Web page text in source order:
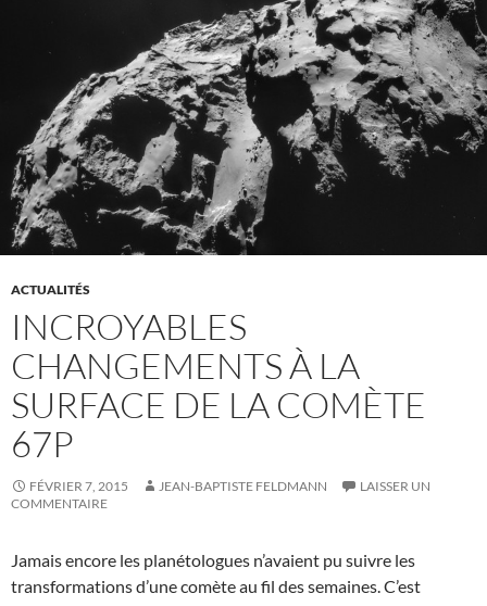
ACTUALITÉS
INCROYABLES
CHANGEMENTS À LA
SURFACE DE LA COMÈTE
67P
FÉVRIER 7, 2015 JEAN-BAPTISTE FELDMANN
LAISSER UN
COMMENTAIRE
Jamais encore les planétologues n’avaient pu suivre les
transformations d’une comète au fil des semaines. C’est